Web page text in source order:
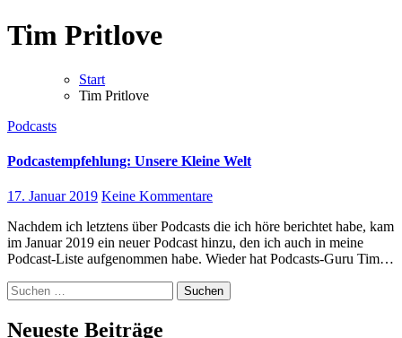
Tim Pritlove
Start
Tim Pritlove
Podcasts
Podcastempfehlung: Unsere Kleine Welt
17. Januar 2019 Keine Kommentare
Nachdem ich letztens über Podcasts die ich höre berichtet habe, kam
im Januar 2019 ein neuer Podcast hinzu, den ich auch in meine
Podcast-Liste aufgenommen habe. Wieder hat Podcasts-Guru Tim…
Suchen
nach:
Neueste Beiträge